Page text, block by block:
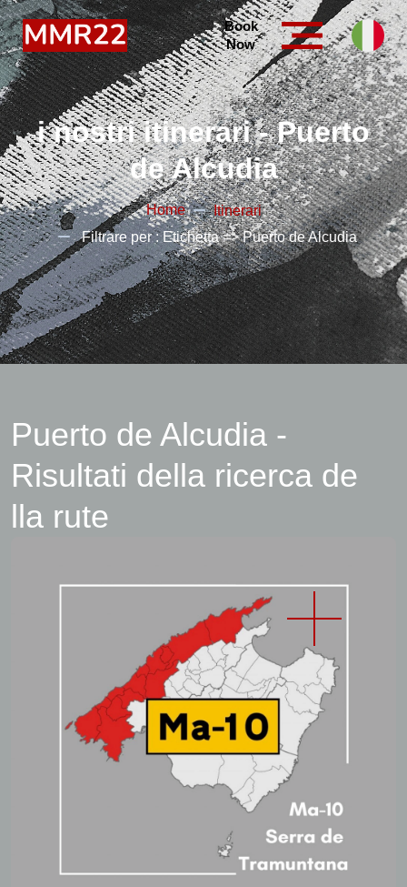
Book
Now
i nostri itinerari - Puerto
de Alcudia
Home
Itinerari
Filtrare per : Etichetta => Puerto de Alcudia
Puerto de Alcudia -
Risultati della ricerca de
lla rute